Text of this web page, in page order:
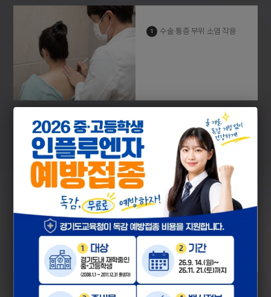
1 수술·통증 부위 소염 작용
치료간격
주 3~7회 치료
(환자 증상 및 상태에 맞춰 시행)
주사위치
피하, 근육, 경혈,
통증 부위에 주사